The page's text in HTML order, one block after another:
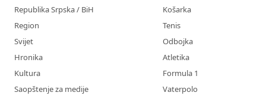
Republika Srpska / BiH
Region
Svijet
Hronika
Kultura
Saopštenje za medije
Košarka
Tenis
Odbojka
Atletika
Formula 1
Vaterpolo